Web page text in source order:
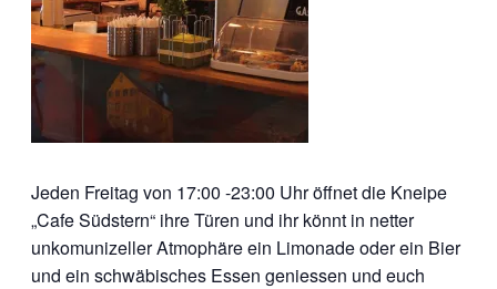
Jeden Freitag von 17:00 -23:00 Uhr öffnet die Kneipe
„Cafe Südstern“ ihre Türen und ihr könnt in netter
unkomunizeller Atmophäre ein Limonade oder ein Bier
und ein schwäbisches Essen geniessen und euch